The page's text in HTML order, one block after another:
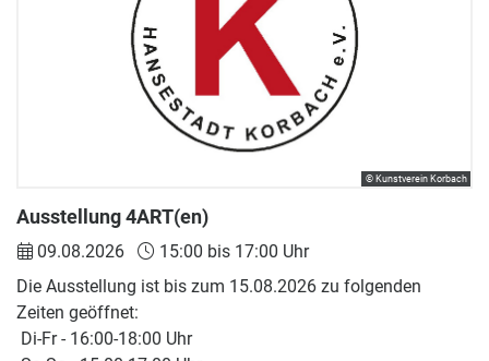
Ausstellung 4ART(en)
09.08.2026
15:00 bis 17:00 Uhr
Die Ausstellung ist bis zum 15.08.2026 zu folgenden
Zeiten geöffnet:
Di-Fr - 16:00-18:00 Uhr
© Kunstverein Korbach